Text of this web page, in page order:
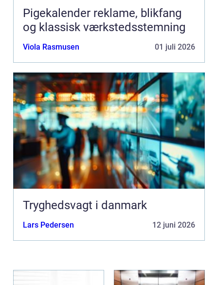
Pigekalender reklame, blikfang
og klassisk værkstedsstemning
Viola Rasmusen 01 juli 2026
Tryghedsvagt i danmark
Lars Pedersen 12 juni 2026